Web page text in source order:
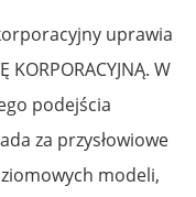
uprawia
W
podejścia
za przysłowiowe
modeli,